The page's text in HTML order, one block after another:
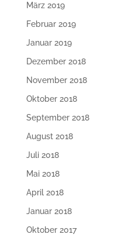
März 2019
Februar 2019
Januar 2019
Dezember 2018
November 2018
Oktober 2018
September 2018
August 2018
Juli 2018
Mai 2018
April 2018
Januar 2018
Oktober 2017